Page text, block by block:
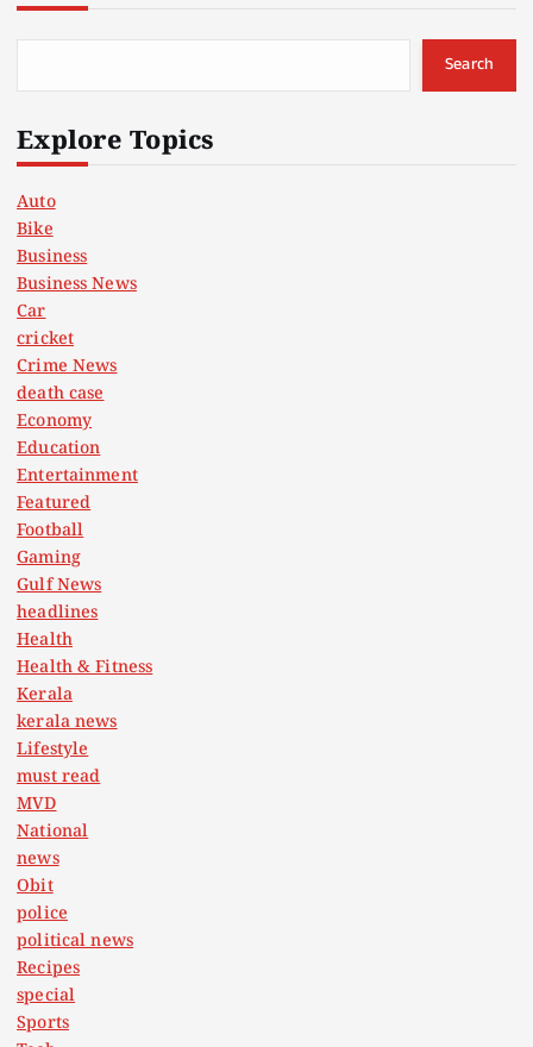
Search
Explore Topics
Auto
Bike
Business
Business News
Car
cricket
Crime News
death case
Economy
Education
Entertainment
Featured
Football
Gaming
Gulf News
headlines
Health
Health & Fitness
Kerala
kerala news
Lifestyle
must read
MVD
National
news
Obit
police
political news
Recipes
special
Sports